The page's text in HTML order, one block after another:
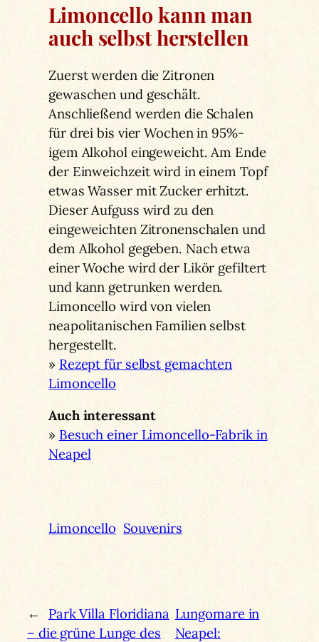
Limoncello kann man
auch selbst herstellen
Zuerst werden die Zitronen
gewaschen und geschält.
Anschließend werden die Schalen
für drei bis vier Wochen in 95%-
igem Alkohol eingeweicht. Am Ende
der Einweichzeit wird in einem Topf
etwas Wasser mit Zucker erhitzt.
Dieser Aufguss wird zu den
eingeweichten Zitronenschalen und
dem Alkohol gegeben. Nach etwa
einer Woche wird der Likör gefiltert
und kann getrunken werden.
Limoncello wird von vielen
neapolitanischen Familien selbst
hergestellt.
» Rezept für selbst gemachten
Limoncello
Auch interessant
» Besuch einer Limoncello-Fabrik in
Neapel
Limoncello Souvenirs
←
Park Villa Floridiana
– die grüne Lunge des
Lungomare in
Neapel: